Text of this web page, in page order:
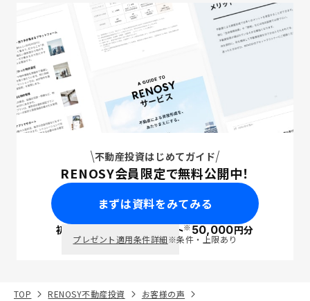
不動産投資はじめてガイド
RENOSY会員限定で無料公開中！
まずは資料をみてみる
初回面談で ポイント※50,000円分
プレゼント適用条件詳細※条件・上限あり
TOP RENOSY不動産投資
お客様の声